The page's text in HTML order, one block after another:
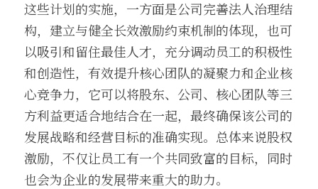
这些计划的实施，一方面是公司完善法人治理结
构，建立与健全长效激励约束机制的体现，也可
以吸引和留住最佳人才，充分调动员工的积极性
和创造性，有效提升核心团队的凝聚力和企业核
心竞争力，它可以将股东、公司、核心团队等三
方利益更适合地结合在一起，最终确保该公司的
发展战略和经营目标的准确实现。总体来说股权
激励，不仅让员工有一个共同致富的目标，同时
也会为企业的发展带来重大的助力。